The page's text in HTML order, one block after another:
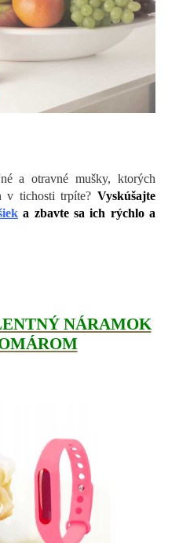
a otravné mušky, ktorých
v tichosti trpíte? Vyskúšajte
a zbavte sa ich rýchlo a
NÁRAMOK